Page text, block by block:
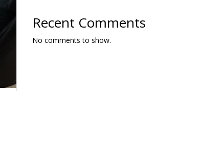
Recent Comments
No comments to show.